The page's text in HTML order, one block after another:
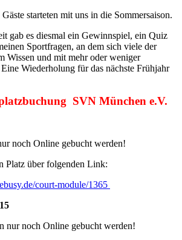
starteten mit uns in die Sommersaison.
gab es diesmal ein Gewinnspiel, ein Quiz
Sportfragen, an dem sich viele der
Wissen und mit mehr oder weniger
Wiederholung für das nächste Frühjahr
SVN München e.V.
noch Online gebucht werden!
Platz über folgenden Link:
court-module/1365
nur noch Online gebucht werden!